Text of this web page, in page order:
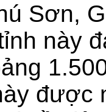
Sơn,
này
được